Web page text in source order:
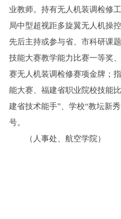
业教师。持有无人机装调检修
局中型超视距多旋翼无人机操
先后主持或参与省、市科研课
技能大赛教学能力比赛一等奖
赛无人机装调检修赛项金牌；
能大赛、福建省职业院校技能
建省技术能手”、学校“教坛新
号。
（人事处、航空学院）